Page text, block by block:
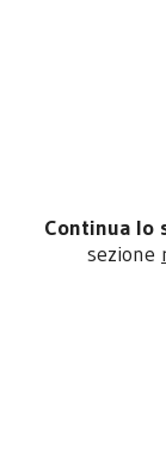
Continua lo
sezione